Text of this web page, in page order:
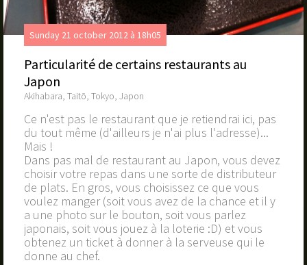
Sunday 21 october 2012 à 18h05
Particularité de certains restaurants au
Japon
Akihabara, Taitō, Tokyo, Japon
Ce n'est pas le restaurant que je retiendrai ici, pas
du tout même (d'ailleurs je n'ai plus l'adresse)...
Mais !
Dans pas mal de restaurant au Japon, vous devez
choisir votre repas dans une sorte de distributeur
de plats. En gros, vous choisissez ce que vous
voulez manger (soit vous avez de la chance et il y
a une photo sur le bouton, soit vous parlez
japonais, soit vous jouez à la loterie :D) et vous
obtenez un ticket à donner à la serveuse qui le
donne au chef.